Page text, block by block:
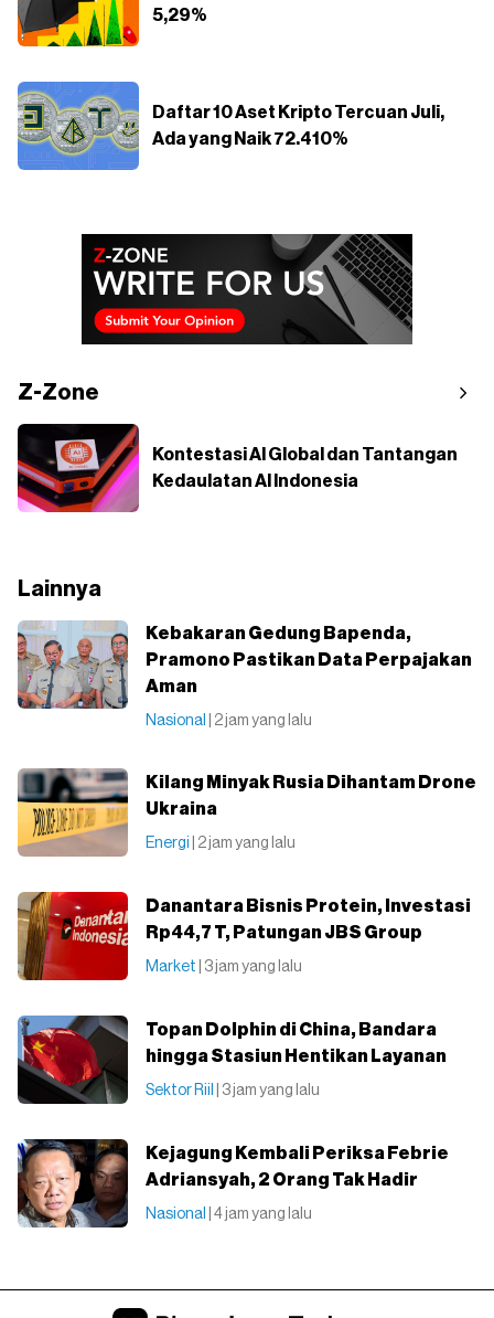
5,29%
Daftar 10 Aset Kripto Tercuan Juli,
Ada yang Naik 72.410%
Z-Zone
Kontestasi AI Global dan Tantangan
Kedaulatan AI Indonesia
Lainnya
Kebakaran Gedung Bapenda,
Pramono Pastikan Data Perpajakan
Aman
Nasional | 2 jam yang lalu
Kilang Minyak Rusia Dihantam Drone
Ukraina
Energi | 2 jam yang lalu
Danantara Bisnis Protein, Investasi
Rp44,7 T, Patungan JBS Group
Market | 3 jam yang lalu
Topan Dolphin di China, Bandara
hingga Stasiun Hentikan Layanan
Sektor Riil | 3 jam yang lalu
Kejagung Kembali Periksa Febrie
Adriansyah, 2 Orang Tak Hadir
Nasional | 4 jam yang lalu